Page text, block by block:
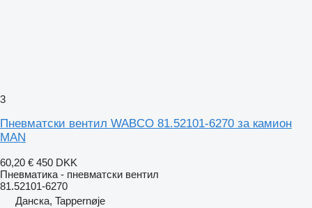
3
Пневматски вентил WABCO 81.52101-6270 за камион
MAN
60,20 € 450 DKK
Пневматика - пневматски вентил
81.52101-6270
Данска, Tappernøje